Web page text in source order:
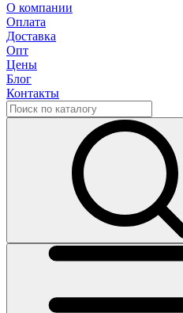
О компании
Оплата
Доставка
Опт
Цены
Блог
Контакты